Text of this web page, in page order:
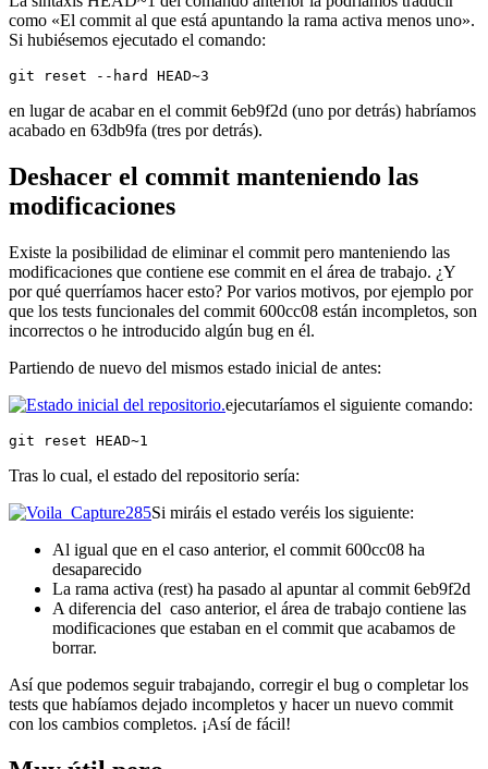
como «El commit al que está apuntando la rama activa menos uno».
Si hubiésemos ejecutado el comando:
git reset --hard HEAD~3
en lugar de acabar en el commit 6eb9f2d (uno por detrás) habríamos
acabado en 63db9fa (tres por detrás).
Deshacer el commit manteniendo las
modificaciones
Existe la posibilidad de eliminar el commit pero manteniendo las
modificaciones que contiene ese commit en el área de trabajo. ¿Y
por qué querríamos hacer esto? Por varios motivos, por ejemplo por
que los tests funcionales del commit 600cc08 están incompletos, son
incorrectos o he introducido algún bug en él.
Partiendo de nuevo del mismos estado inicial de antes:
ejecutaríamos el siguiente comando:
git reset HEAD~1
Tras lo cual, el estado del repositorio sería:
Si miráis el estado veréis los siguiente:
Al igual que en el caso anterior, el commit 600cc08 ha
desaparecido
La rama activa (rest) ha pasado al apuntar al commit 6eb9f2d
A diferencia del caso anterior, el área de trabajo contiene las
modificaciones que estaban en el commit que acabamos de
borrar.
Así que podemos seguir trabajando, corregir el bug o completar los
tests que habíamos dejado incompletos y hacer un nuevo commit
con los cambios completos. ¡Así de fácil!